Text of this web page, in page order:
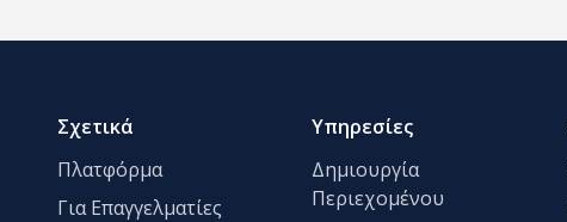
Σχετικά
Πλατφόρμα
Για Επαγγελματίες
Υπηρεσίες
Δημιουργία
Περιεχομένου